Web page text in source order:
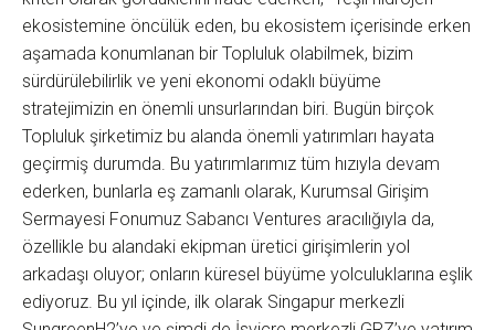
ekosistemine öncülük eden, bu ekosistem içerisinde erken
aşamada konumlanan bir Topluluk olabilmek, bizim
sürdürülebilirlik ve yeni ekonomi odaklı büyüme
stratejimizin en önemli unsurlarından biri. Bugün birçok
Topluluk şirketimiz bu alanda önemli yatırımları hayata
geçirmiş durumda. Bu yatırımlarımız tüm hızıyla devam
ederken, bunlarla eş zamanlı olarak, Kurumsal Girişim
Sermayesi Fonumuz Sabancı Ventures aracılığıyla da,
özellikle bu alandaki ekipman üretici girişimlerin yol
arkadaşı oluyor; onların küresel büyüme yolculuklarına eşlik
ediyoruz. Bu yıl içinde, ilk olarak Singapur merkezli